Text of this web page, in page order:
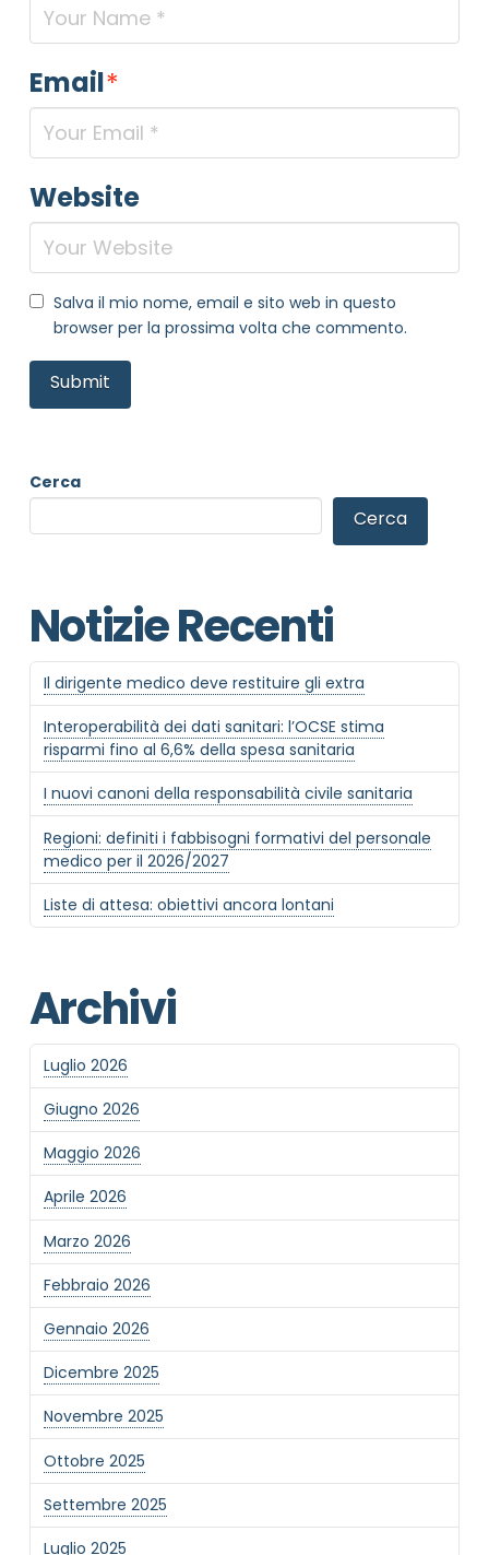
Email*
Website
Salva il mio nome, email e sito web in questo
browser per la prossima volta che commento.
Cerca
Cerca
Notizie Recenti
Il dirigente medico deve restituire gli extra
Interoperabilità dei dati sanitari: l’OCSE stima
risparmi fino al 6,6% della spesa sanitaria
I nuovi canoni della responsabilità civile sanitaria
Regioni: definiti i fabbisogni formativi del personale
medico per il 2026/2027
Liste di attesa: obiettivi ancora lontani
Archivi
Luglio 2026
Giugno 2026
Maggio 2026
Aprile 2026
Marzo 2026
Febbraio 2026
Gennaio 2026
Dicembre 2025
Novembre 2025
Ottobre 2025
Settembre 2025
Luglio 2025